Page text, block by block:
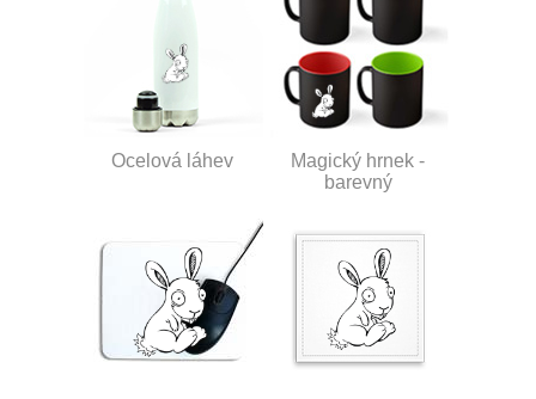
Ocelová láhev
Magický hrnek -
barevný